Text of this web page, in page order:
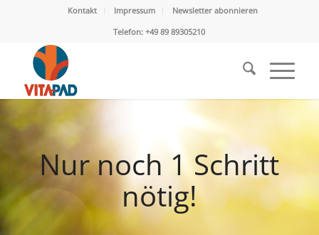
Kontakt Impressum
Newsletter abonnieren
Telefon: +49 89 89305210
Nur noch 1 Schritt
nötig!